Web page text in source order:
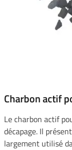
Charbon actif
Le charbon actif
décapage. Il
largement utilisé